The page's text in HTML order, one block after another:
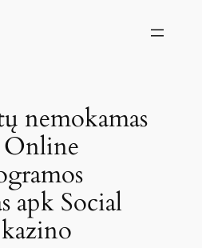
nemokamas
Online
apk Social